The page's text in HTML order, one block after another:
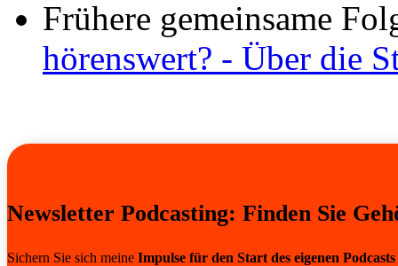
Frühere gemeinsame
hörenswert? - Über die
Newsletter Podcasting: Finden Sie
Sichern Sie sich meine Impulse für den Start des eigenen